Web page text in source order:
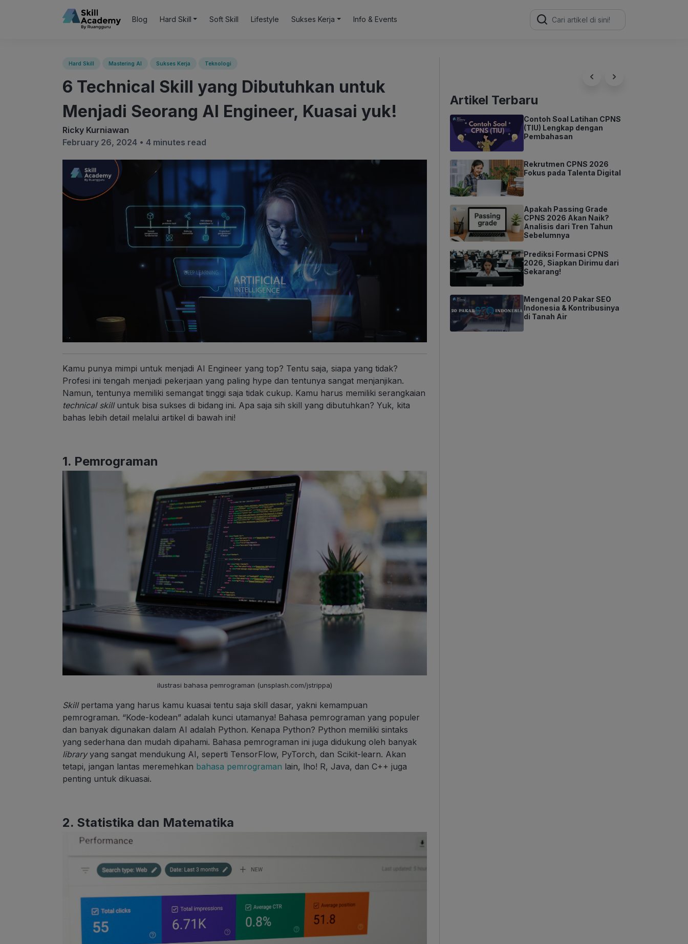
Blog Hard Skill Soft Skill Lifestyle Sukses Kerja Info & Events
Search
for:
Hard Skill Mastering AI Sukses Kerja Teknologi
6 Technical Skill yang Dibutuhkan untuk
Menjadi Seorang AI Engineer, Kuasai yuk!
Ricky Kurniawan
February 26, 2024 • 4 minutes read
Kamu punya mimpi untuk menjadi AI Engineer yang top? Tentu saja, siapa yang tidak?
Profesi ini tengah menjadi pekerjaan yang paling hype dan tentunya sangat menjanjikan.
Namun, tentunya memiliki semangat tinggi saja tidak cukup. Kamu harus memiliki serangkaian
technical skilluntuk bisa sukses di bidang ini. Apa saja sih skill yang dibutuhkan? Yuk, kita
bahas lebih detail melalui artikel di bawah ini!
1. Pemrograman
ilustrasi bahasa pemrograman (unsplash.com/jstrippa)
Skillpertama yang harus kamu kuasai tentu saja skill dasar, yakni kemampuan
pemrograman. “Kode-kodean” adalah kunci utamanya! Bahasa pemrograman yang populer
dan banyak digunakan dalam AI adalah Python. Kenapa Python? Python memiliki sintaks
yang sederhana dan mudah dipahami. Bahasa pemrograman ini juga didukung oleh banyak
libraryyang sangat mendukung AI, seperti TensorFlow, PyTorch, dan Scikit-learn. Akan
tetapi, jangan lantas meremehkan bahasa pemrograman lain, lho! R, Java, dan C++ juga
penting untuk dikuasai.
2. Statistika dan Matematika
Artikel Terbaru
Contoh Soal Latihan CPNS
(TIU) Lengkap dengan
Pembahasan
Rekrutmen CPNS 2026
Fokus pada Talenta Digital
Apakah Passing Grade
CPNS 2026 Akan Naik?
Analisis dari Tren Tahun
Sebelumnya
Prediksi Formasi CPNS
2026, Siapkan Dirimu dari
Sekarang!
Mengenal 20 Pakar SEO
Indonesia & Kontribusinya
di Tanah Air